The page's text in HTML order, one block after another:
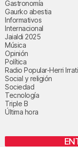
Gastronomía
Gaurko abestia
Informativos
Internacional
Jaialdi 2025
Música
Opinión
Política
Radio Popular-Herri
Social y religión
Sociedad
Tecnología
Triple B
Última hora